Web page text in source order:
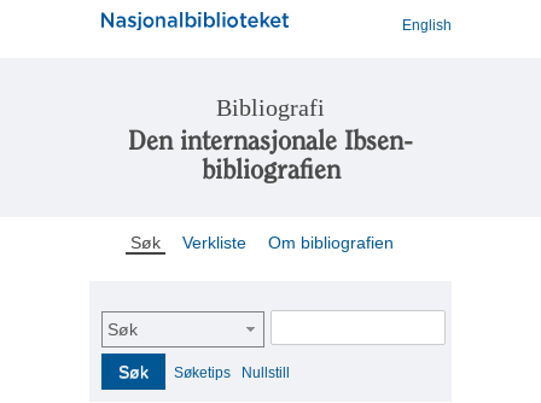
English
Bibliografi
Den internasjonale Ibsen-
bibliografien
Søk Verkliste Om bibliografien
Søk
Søk Søketips Nullstill